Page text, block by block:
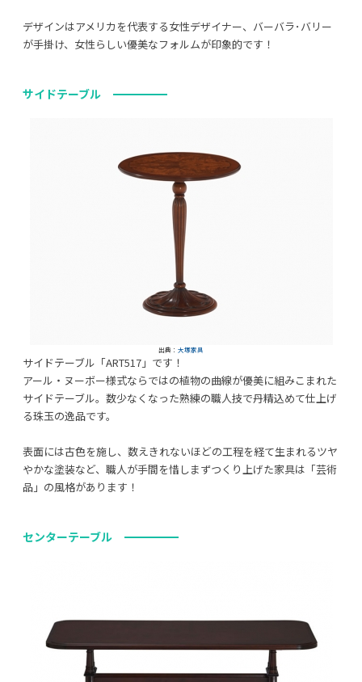
デザインはアメリカを代表する女性デザイナー、バーバラ･バリー
が手掛け、女性らしい優美なフォルムが印象的です！
サイドテーブル
出典： 大塚家具
サイドテーブル「ART517」です！
アール・ヌーボー様式ならではの植物の曲線が優美に組みこまれた
サイドテーブル。数少なくなった熟練の職人技で丹精込めて仕上げ
る珠玉の逸品です。
表面には古色を施し、数えきれないほどの工程を経て生まれるツヤ
やかな塗装など、職人が手間を惜しまずつくり上げた家具は「芸術
品」の風格があります！
センターテーブル